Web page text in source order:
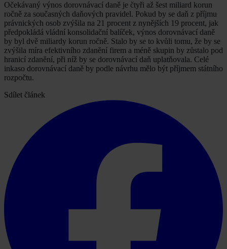
Očekávaný výnos dorovnávací daně je čtyři až šest miliard korun
ročně za současných daňových pravidel. Pokud by se daň z příjmu
právnických osob zvýšila na 21 procent z nynějších 19 procent, jak
předpokládá vládní konsolidační balíček, výnos dorovnávací daně
by byl dvě miliardy korun ročně. Stalo by se to kvůli tomu, že by se
zvýšila míra efektivního zdanění firem a méně skupin by zůstalo pod
hranicí zdanění, při níž by se dorovnávací daň uplatňovala. Celé
inkaso dorovnávací daně by podle návrhu mělo být příjmem státního
rozpočtu.
Sdílet článek